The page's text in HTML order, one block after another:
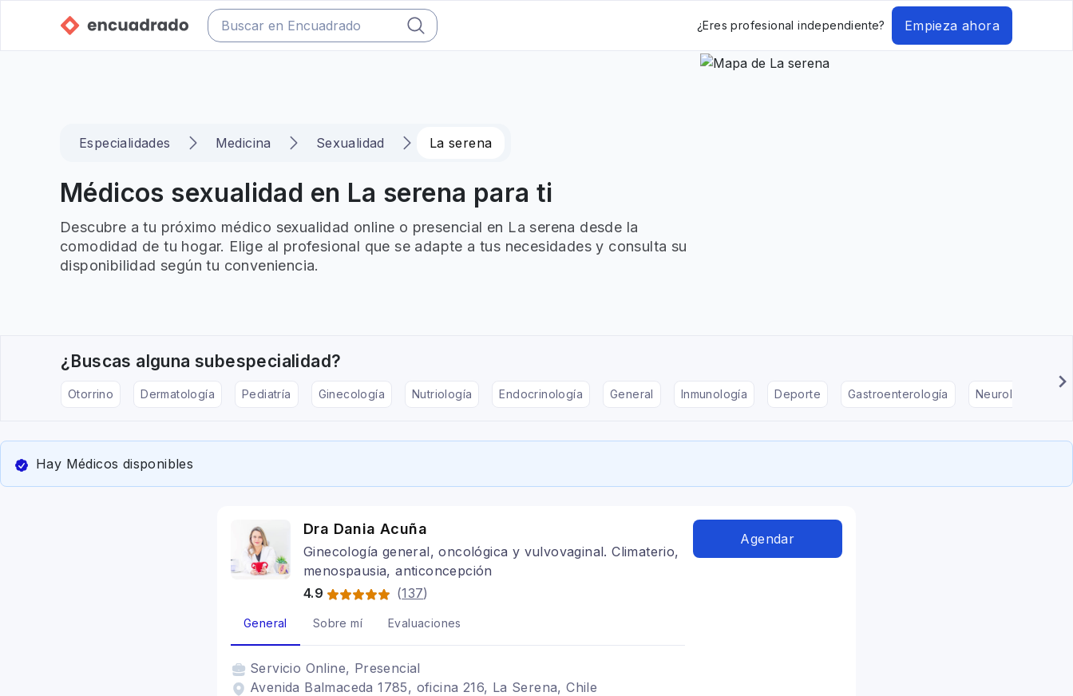
¿Eres profesional independiente? Empieza ahora
Especialidades Medicina Sexualidad La serena
Médicos sexualidad en La serena para ti
Descubre a tu próximo médico sexualidad online o presencial en La serena desde la
comodidad de tu hogar. Elige al profesional que se adapte a tus necesidades y consulta su
disponibilidad según tu conveniencia.
¿Buscas alguna subespecialidad?
Otorrino Dermatología Pediatría Ginecología Nutriología Endocrinología General Inmunología Deporte Gastroenterología Neurología
Hay Médicos disponibles
Dra Dania Acuña
Ginecología general, oncológica y vulvovaginal. Climaterio,
menospausia, anticoncepción
4.9
(137)
General Sobre mí Evaluaciones
Servicio Online, Presencial
Avenida Balmaceda 1785, oficina 216, La Serena, Chile
Agendar